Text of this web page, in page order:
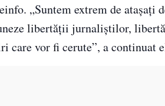
„Suntem extrem de ataşaţi
libertăţii jurnaliştilor,
care vor fi cerute”, a continuat